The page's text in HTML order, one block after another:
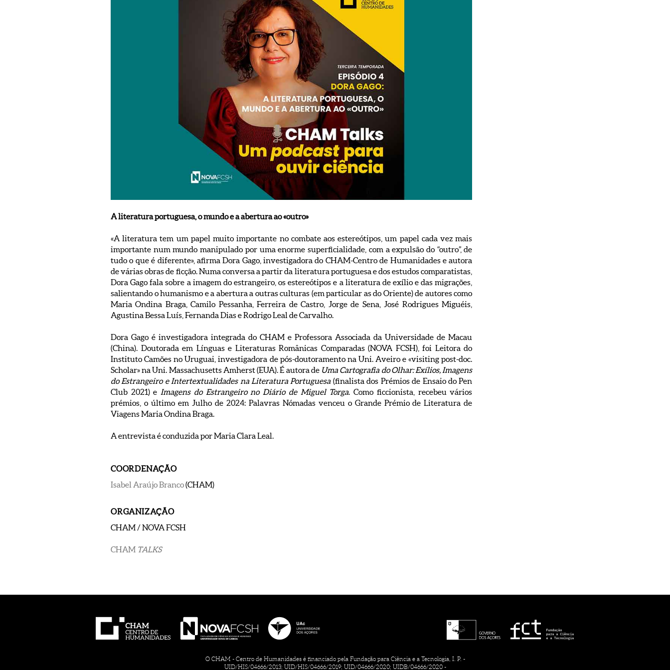
A literatura portuguesa, o mundo e a abertura ao «outro»
«A literatura tem um papel muito importante no combate aos estereótipos, um papel cada vez mais
importante num mundo manipulado por uma enorme superficialidade, com a expulsão do “outro”, de
tudo o que é diferente», afirma Dora Gago, investigadora do CHAM-Centro de Humanidades e autora
de várias obras de ficção. Numa conversa a partir da literatura portuguesa e dos estudos comparatistas,
Dora Gago fala sobre a imagem do estrangeiro, os estereótipos e a literatura de exílio e das migrações,
salientando o humanismo e a abertura a outras culturas (em particular as do Oriente) de autores como
Maria Ondina Braga, Camilo Pessanha, Ferreira de Castro, Jorge de Sena, José Rodrigues Miguéis,
Agustina Bessa Luís, Fernanda Dias e Rodrigo Leal de Carvalho.
Dora Gago é investigadora integrada do CHAM e Professora Associada da Universidade de Macau
(China). Doutorada em Línguas e Literaturas Românicas Comparadas (NOVA FCSH), foi Leitora do
Instituto Camões no Uruguai, investigadora de pós-doutoramento na Uni. Aveiro e «visiting post-doc.
Scholar» na Uni. Massachusetts Amherst (EUA). É autora de Uma Cartografia do Olhar: Exílios, Imagens
do Estrangeiro e Intertextualidades na Literatura Portuguesa(finalista dos Prémios de Ensaio do Pen
Club 2021) e Imagens do Estrangeiro no Diário de Miguel Torga. Como ficcionista, recebeu vários
prémios, o último em Julho de 2024: Palavras Nómadas venceu o Grande Prémio de Literatura de
Viagens Maria Ondina Braga.
A entrevista é conduzida por Maria Clara Leal.
COORDENAÇÃO
Isabel Araújo Branco(CHAM)
ORGANIZAÇÃO
CHAM / NOVA FCSH
CHAM TALKS
O CHAM - Centro de Humanidades é financiado pela Fundação para Ciência e a Tecnologia, I. P. -
UID/HIS/04666/2013; UID/HIS/04666/2019; UID/04666/2020; UIDB/04666/2020 -